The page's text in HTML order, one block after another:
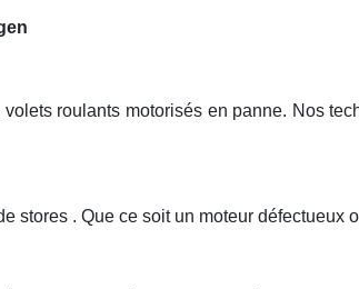
roulants motorisés en panne. Nos
stores . Que ce soit un moteur défectueux